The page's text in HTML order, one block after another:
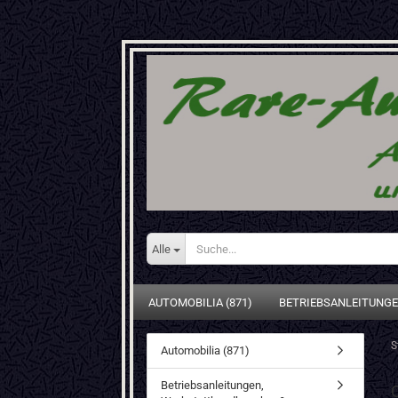
Alle
AUTOMOBILIA (871)
Automobilia (871)
Betriebsanleitungen,